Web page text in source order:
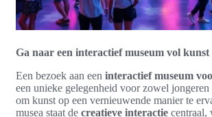
Ga naar een interactief museum vol kunst
Een bezoek aan een interactief museum
een unieke gelegenheid voor zowel jongeren
om kunst op een vernieuwende manier te
musea staat de creatieve interactie centraal,